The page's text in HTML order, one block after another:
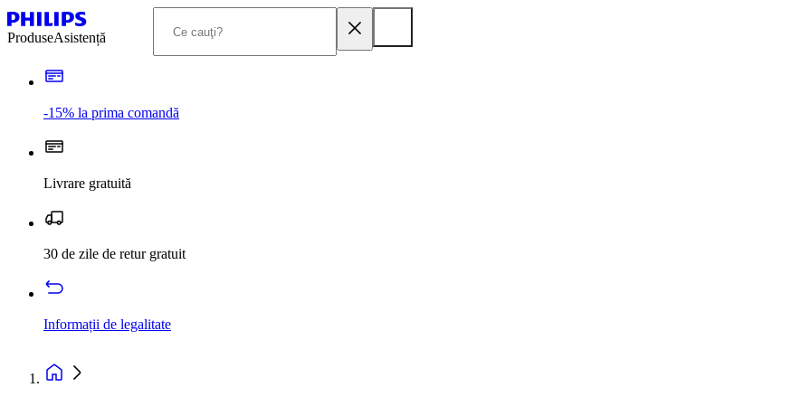
ProduseAsistență
-15% la prima comandă
Livrare gratuită
30 de zile de retur gratuit
Informații de legalitate